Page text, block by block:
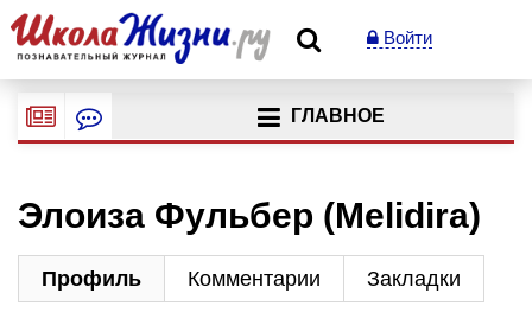
Войти
ГЛАВНОЕ
Элоиза Фульбер (Melidira)
Профиль Комментарии Закладки